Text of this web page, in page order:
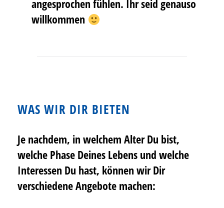
angesprochen fühlen. Ihr seid genauso
willkommen
WAS WIR DIR BIETEN
Je nachdem, in welchem Alter Du bist,
welche Phase Deines Lebens und welche
Interessen Du hast, können wir Dir
verschiedene Angebote machen: